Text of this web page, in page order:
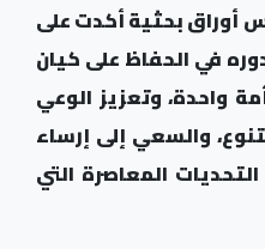
أوراق بحثية أكدت على
في الحفاظ على كيان
واحدة، وتعزيز الوعي
والسعي إلى إرساء
المعاصرة التي